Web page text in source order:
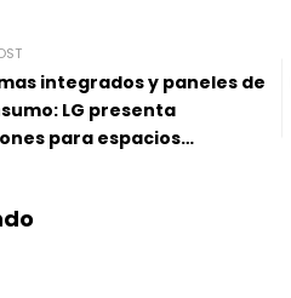
integrados y paneles de
LG presenta
para espacios